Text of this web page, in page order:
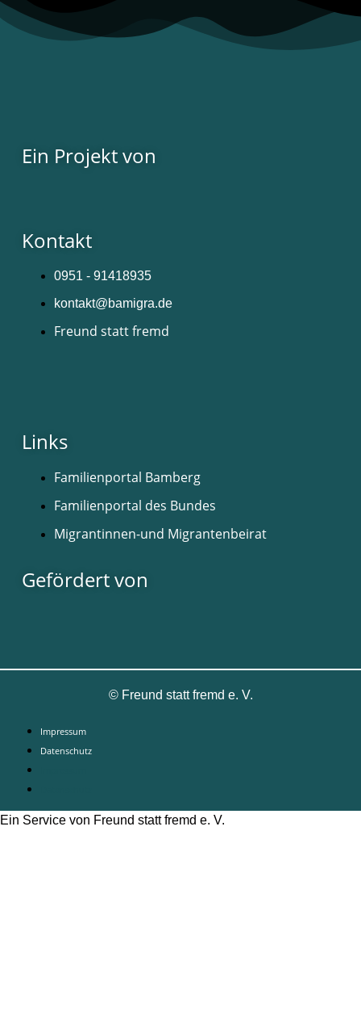
Ein Projekt von
Kontakt
0951 - 91418935
kontakt@bamigra.de
Freund statt fremd
Links
Familienportal Bamberg
Familienportal des Bundes
Migrantinnen-und Migrantenbeirat
Gefördert von
©Freund statt fremd e. V.
Impressum
Datenschutz
Ein Service von Freund statt fremd e. V.